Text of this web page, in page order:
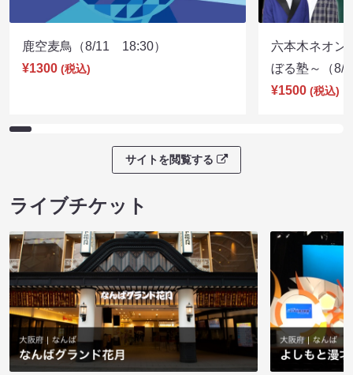
鹿空麦鳥（8/11 18:30）
¥1300 (税込)
六本木ネオン
ぼる塾～（
¥1500 (税込)
サイトを閲覧する
ライブチケット